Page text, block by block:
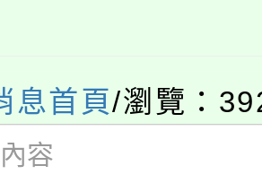
)教師甄選結果(
校115學年度第
)教師甄選結果(
國文化大學推廣
息首頁/瀏覽：